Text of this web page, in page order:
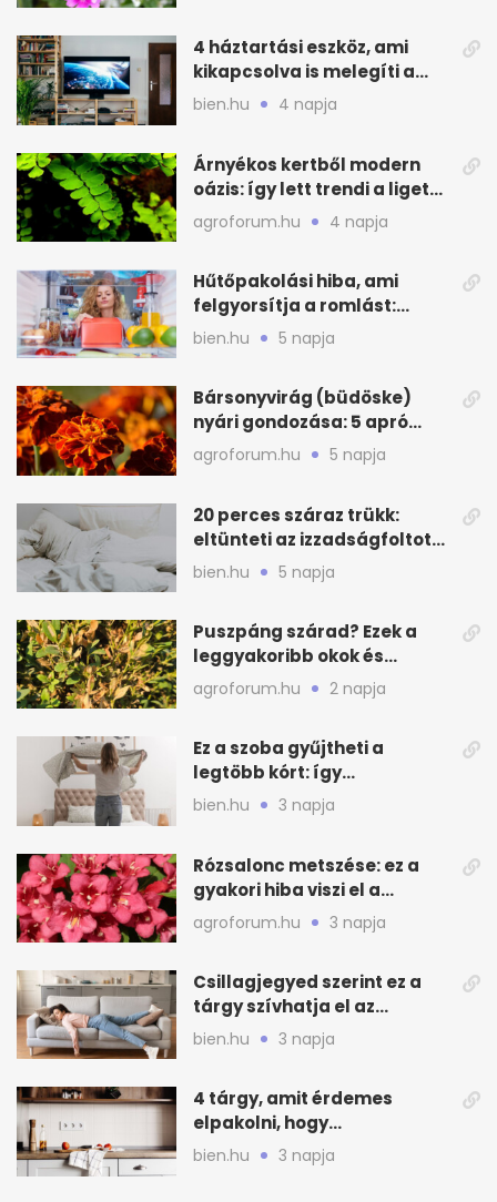
4 háztartási eszköz, ami
kikapcsolva is melegíti a
lakást
bien.hu 4 napja
Árnyékos kertből modern
oázis: így lett trendi a ligetes
zöld
agroforum.hu 4 napja
Hűtőpakolási hiba, ami
felgyorsítja a romlást:
zónákra figyelj
bien.hu 5 napja
Bársonyvirág (büdöske)
nyári gondozása: 5 apró
lépés a dús virágzásért
agroforum.hu 5 napja
20 perces száraz trükk:
eltünteti az izzadságfoltot
és a szagot a matracról
bien.hu 5 napja
Puszpáng szárad? Ezek a
leggyakoribb okok és
teendők
agroforum.hu 2 napja
Ez a szoba gyűjtheti a
legtöbb kórt: így
mélytisztítsd otthon
bien.hu 3 napja
Rózsalonc metszése: ez a
gyakori hiba viszi el a
virágzást
agroforum.hu 3 napja
Csillagjegyed szerint ez a
tárgy szívhatja el az
otthonod energiáját
bien.hu 3 napja
4 tárgy, amit érdemes
elpakolni, hogy
hűvösebbnek tűnjön a lakás
bien.hu 3 napja